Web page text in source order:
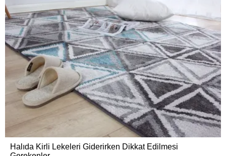
Halıda Kirli Lekeleri Giderirken Dikkat Edilmesi